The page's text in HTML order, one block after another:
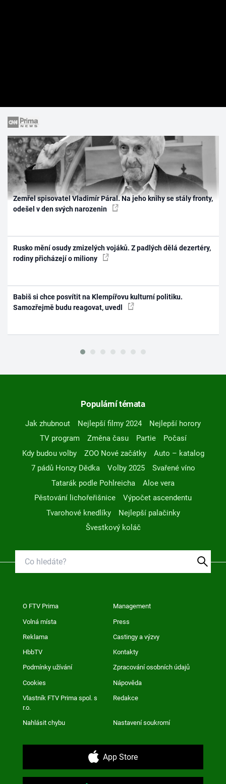
Zemřel spisovatel Vladimír Páral. Na jeho knihy se stály fronty,
odešel v den svých narozenin
Rusko mění osudy zmizelých vojáků. Z padlých dělá dezertéry,
rodiny přicházejí o miliony
Babiš si chce posvítit na Klempířovu kulturní politiku.
Samozřejmě budu reagovat, uvedl
Populární témata
Jak zhubnout Nejlepší filmy 2024
Nejlepší horory
TV program
Změna času Partie
Počasí
Kdy budou volby
ZOO Nové začátky
Auto – katalog
7 pádů Honzy Dědka
Volby 2025
Svařené víno
Tatarák podle Pohlreicha
Aloe vera
Pěstování lichořeřišnice
Výpočet ascendentu
Tvarohové knedlíky
Nejlepší palačinky
Švestkový koláč
O FTV Prima Management
Volná místa Press
Reklama Castingy a výzvy
HbbTV Kontakty
Podmínky užívání Zpracování osobních údajů
Cookies Nápověda
Vlastník FTV Prima spol. s
r.o.
Redakce
Nahlásit chybu Nastavení soukromí
App Store